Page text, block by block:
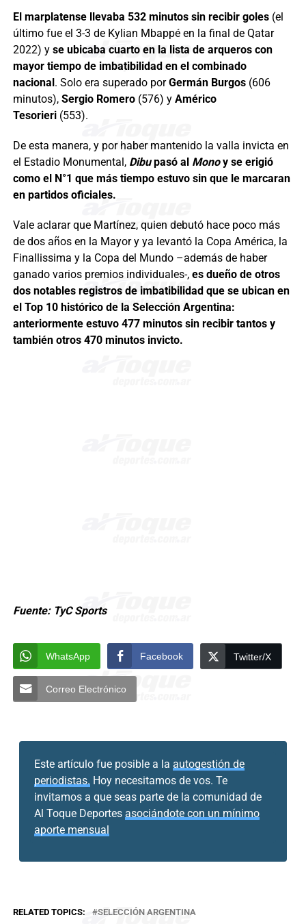
El marplatense llevaba 532 minutos sin recibir goles(el
último fue el 3-3 de Kylian Mbappé en la final de Qatar
2022) y se ubicaba cuarto en la lista de arqueros con
mayor tiempo de imbatibilidad en el combinado
nacional. Solo era superado porGermán Burgos(606
minutos), Sergio Romero(576) y Américo
Tesorieri(553).
De esta manera, y por haber mantenido la valla invicta en
el Estadio Monumental, Dibupasó al Monoy se erigió
como el N°1 que más tiempo estuvo sin que le marcaran
en partidos oficiales.
Vale aclarar que Martínez, quien debutó hace poco más
de dos años en la Mayor y ya levantó la Copa América, la
Finallissima y la Copa del Mundo –además de haber
ganado varios premios individuales-, es dueño de otros
dos notables registros de imbatibilidad que se ubican en
el Top 10 histórico de la Selección Argentina:
anteriormente estuvo 477 minutos sin recibir tantos y
también otros 470 minutos invicto.
Fuente: TyC Sports
WhatsApp Facebook Twitter/X
Correo Electrónico
Este artículo fue posible a la autogestión de
periodistas. Hoy necesitamos de vos. Te
invitamos a que seas parte de la comunidad de
Al Toque Deportes asociándote con un mínimo
aporte mensual
RELATED TOPICS: SELECCIÓN ARGENTINA